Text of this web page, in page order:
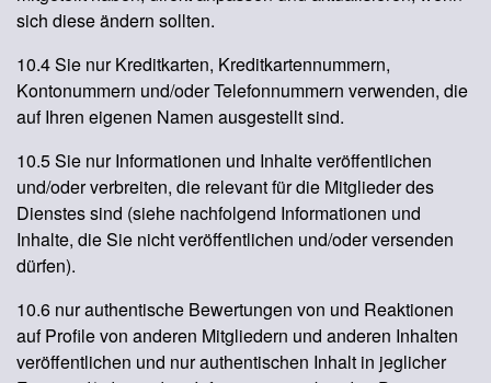
sich diese ändern sollten.
10.4 Sie nur Kreditkarten, Kreditkartennummern,
Kontonummern und/oder Telefonnummern verwenden, die
auf Ihren eigenen Namen ausgestellt sind.
10.5 Sie nur Informationen und Inhalte veröffentlichen
und/oder verbreiten, die relevant für die Mitglieder des
Dienstes sind (siehe nachfolgend Informationen und
Inhalte, die Sie nicht veröffentlichen und/oder versenden
dürfen).
10.6 nur authentische Bewertungen von und Reaktionen
auf Profile von anderen Mitgliedern und anderen Inhalten
veröffentlichen und nur authentischen Inhalt in jeglicher